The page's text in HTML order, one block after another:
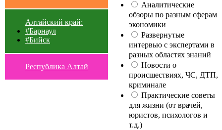
Алтайский край:
#Барнаул
#Бийск
Республика Алтай
Аналитические
обзоры по разным сферам
экономики
Развернутые
интервью с экспертами в
разных областях знаний
Новости о
происшествиях, ЧС, ДТП,
криминале
Практические советы
для жизни (от врачей,
юристов, психологов и
т.д.)